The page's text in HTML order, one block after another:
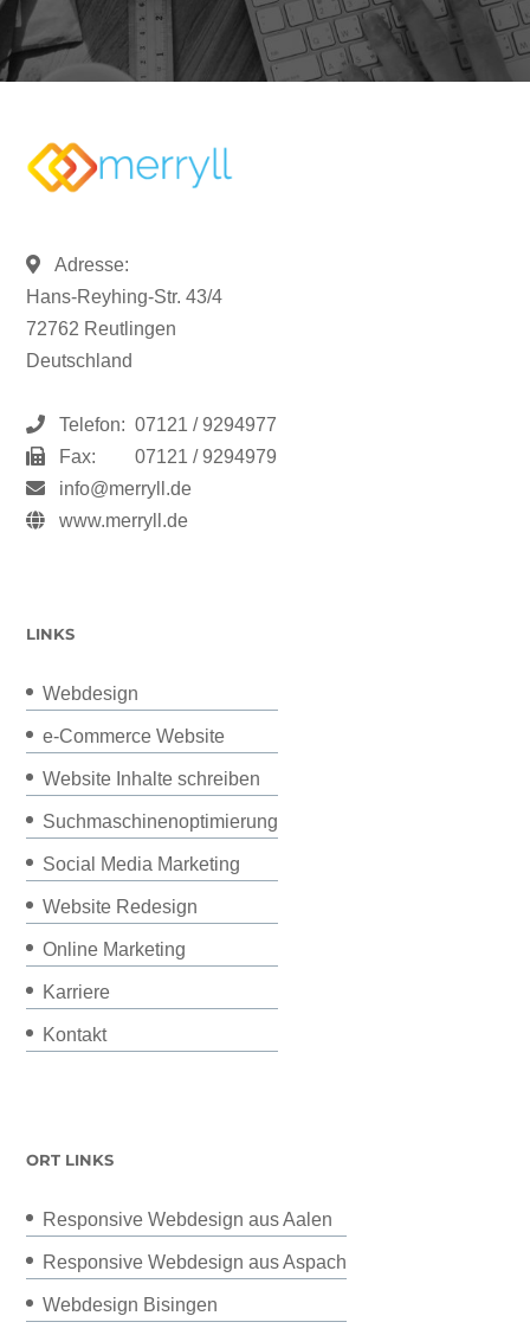
Adresse:
Hans-Reyhing-Str. 43/4
72762 Reutlingen
Deutschland
Telefon: 07121 / 9294977
Fax:
07121 / 9294979
info@merryll.de
www.merryll.de
LINKS
Webdesign
e-Commerce Website
Website Inhalte schreiben
Suchmaschinenoptimierung
Social Media Marketing
Website Redesign
Online Marketing
Karriere
Kontakt
ORT LINKS
Responsive Webdesign aus Aalen
Responsive Webdesign aus Aspach
Webdesign Bisingen